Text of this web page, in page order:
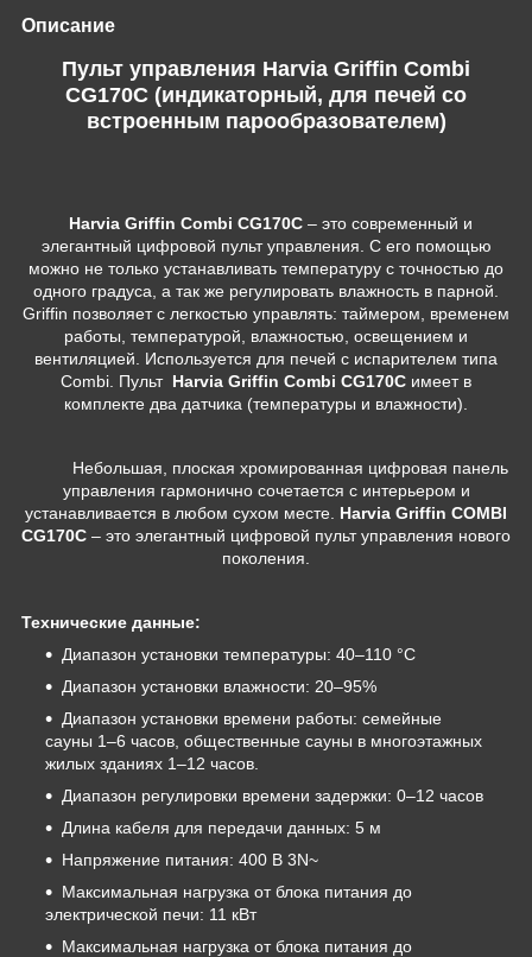
Описание
Пульт управления Harvia Griffin Combi
CG170C (индикаторный, для печей со
встроенным парообразователем)
Harvia Griffin Combi CG170C – это современный и
элегантный цифровой пульт управления. С его помощью
можно не только устанавливать температуру с точностью до
одного градуса, а так же регулировать влажность в парной.
Griffin позволяет с легкостью управлять: таймером, временем
работы, температурой, влажностью, освещением и
вентиляцией. Используется для печей с испарителем типа
Combi. ПультHarvia Griffin Combi CG170C имеет в
комплекте два датчика (температуры и влажности).
Небольшая, плоская хромированная цифровая панель
управления гармонично сочетается с интерьером и
устанавливается в любом сухом месте. Harvia Griffin COMBI
CG170C – это элегантный цифровой пульт управления нового
поколения.
Технические данные:
Диапазон установки температуры: 40–110 °C
Диапазон установки влажности: 20–95%
Диапазон установки времени работы: семейные
сауны 1–6 часов, общественные сауны в многоэтажных
жилых зданиях 1–12 часов.
Диапазон регулировки времени задержки: 0–12 часов
Длина кабеля для передачи данных: 5 м
Напряжение питания: 400 В 3N~
Максимальная нагрузка от блока питания до
электрической печи: 11 кВт
Максимальная нагрузка от блока питания до